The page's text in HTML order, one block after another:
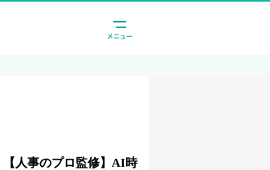
【人事のプロ監修】AI時